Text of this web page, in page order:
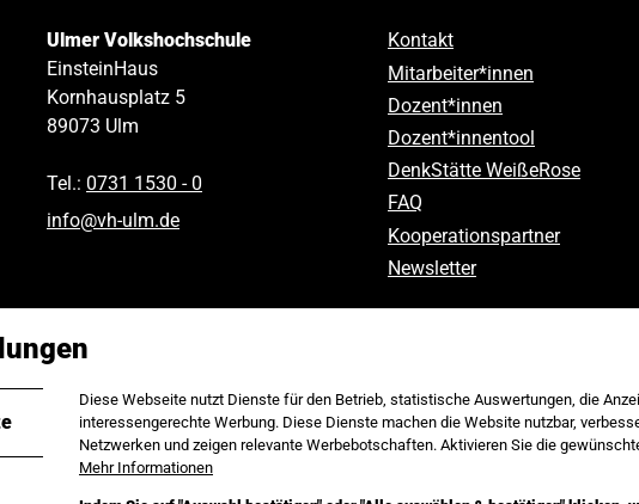
Ulmer Volkshochschule
EinsteinHaus
Kornhausplatz 5
89073 Ulm
Tel.: 0731 1530 ‑ 0
info@vh-ulm.de
Kontakt
Mitarbeiter*innen
Dozent*innen
Dozent*innentool
DenkStätte WeißeRose
FAQ
Kooperationspartner
Newsletter